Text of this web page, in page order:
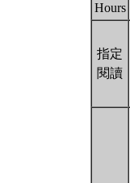
Hours
指定
閱讀